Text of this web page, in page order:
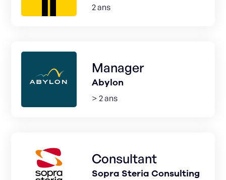
2 ans
Manager
Abylon
> 2 ans
Consultant
Sopra Steria Consulting